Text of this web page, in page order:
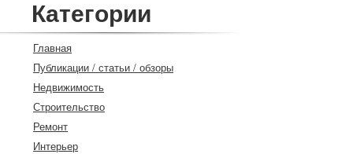
Категории
Главная
Публикации / статьи / обзоры
Недвижимость
Строительство
Ремонт
Интерьер